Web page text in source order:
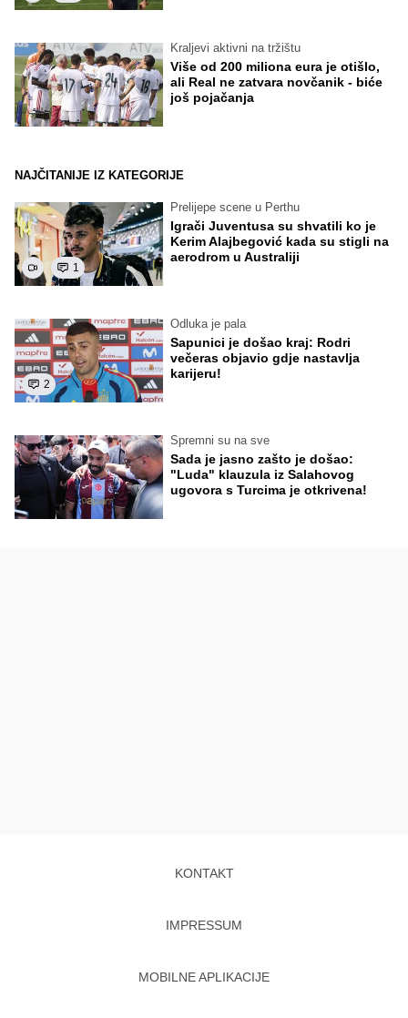
Kraljevi aktivni na tržištu
Više od 200 miliona eura je otišlo,
ali Real ne zatvara novčanik - biće
još pojačanja
NAJČITANIJE IZ KATEGORIJE
1
Prelijepe scene u Perthu
Igrači Juventusa su shvatili ko je
Kerim Alajbegović kada su stigli na
aerodrom u Australiji
2
Odluka je pala
Sapunici je došao kraj: Rodri
večeras objavio gdje nastavlja
karijeru!
Spremni su na sve
Sada je jasno zašto je došao:
"Luda" klauzula iz Salahovog
ugovora s Turcima je otkrivena!
KONTAKT
IMPRESSUM
MOBILNE APLIKACIJE